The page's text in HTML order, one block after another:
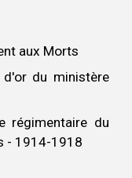
aux Morts
du ministère
régimentaire du
- 1914-1918